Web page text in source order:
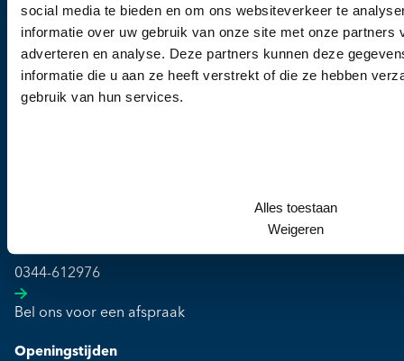
social media te bieden en om ons websiteverkeer te
informatie over uw gebruik van onze site met onze partners
adverteren en analyse. Deze partners kunnen deze
informatie die u aan ze heeft verstrekt of die ze hebben
gebruik van hun services.
Alles toestaan
Weigeren
0344-612976
Bel ons voor een afspraak
Openingstijden